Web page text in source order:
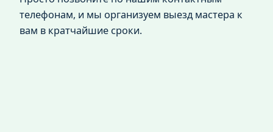
телефонам, и мы организуем выезд мастера к
вам в кратчайшие сроки.